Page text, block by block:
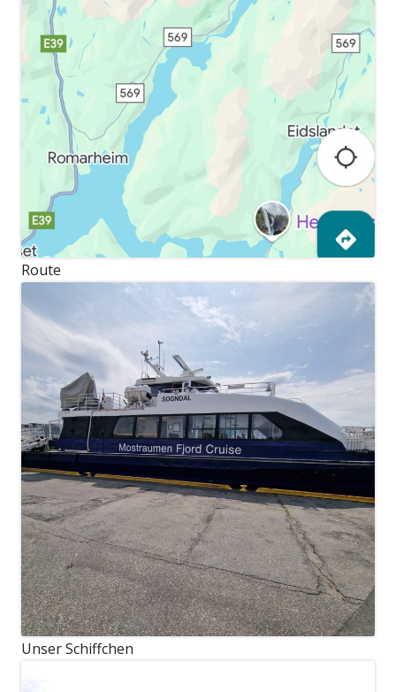
Route
Unser Schiffchen